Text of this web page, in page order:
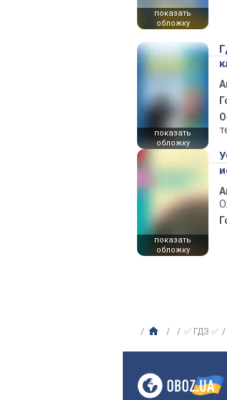
показать
обложку
показать
обложку
показать
обложку
✅ ГДЗ ✅